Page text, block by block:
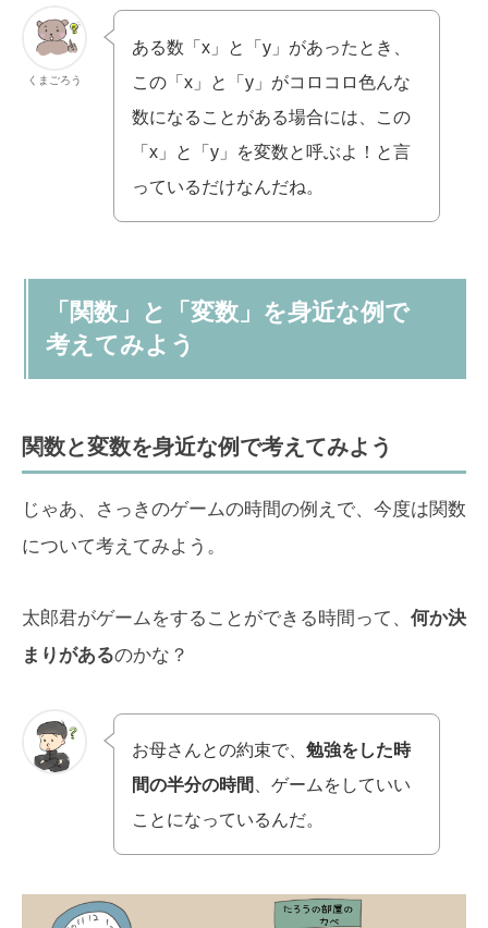
くまごろう
ある数「x」と「y」があったとき、
この「x」と「y」がコロコロ色んな
数になることがある場合には、この
「x」と「y」を変数と呼ぶよ！と言
っているだけなんだね。
「関数」と「変数」を身近な例で
考えてみよう
関数と変数を身近な例で考えてみよう
じゃあ、さっきのゲームの時間の例えで、今度は関数
について考えてみよう。
太郎君がゲームをすることができる時間って、 何か決
まりがあるのかな？
お母さんとの約束で、勉強をした時
間の半分の時間
、ゲームをしていい
ことになっているんだ。